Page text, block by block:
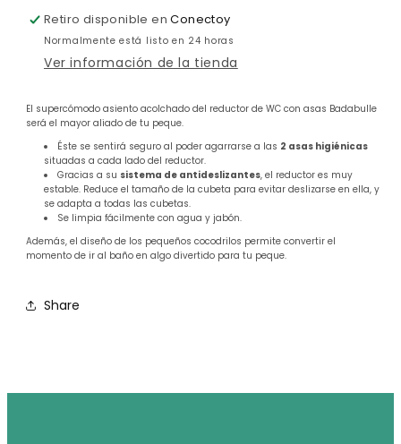
Retiro disponible enConectoy
Normalmente está listo en 24 horas
Ver información de la tienda
El supercómodo asiento acolchado del reductor de WC con asas Badabulle
será el mayor aliado de tu peque.
Éste se sentirá seguro al poder agarrarse a las 2 asas higiénicas
situadas a cada lado del reductor.
Gracias a su sistema de antideslizantes, el reductor es muy
estable. Reduce el tamaño de la cubeta para evitar deslizarse en ella, y
se adapta a todas las cubetas.
Se limpia fácilmente con agua y jabón.
Además, el diseño de los pequeños cocodrilos permite convertir el
momento de ir al baño en algo divertido para tu peque.
Share